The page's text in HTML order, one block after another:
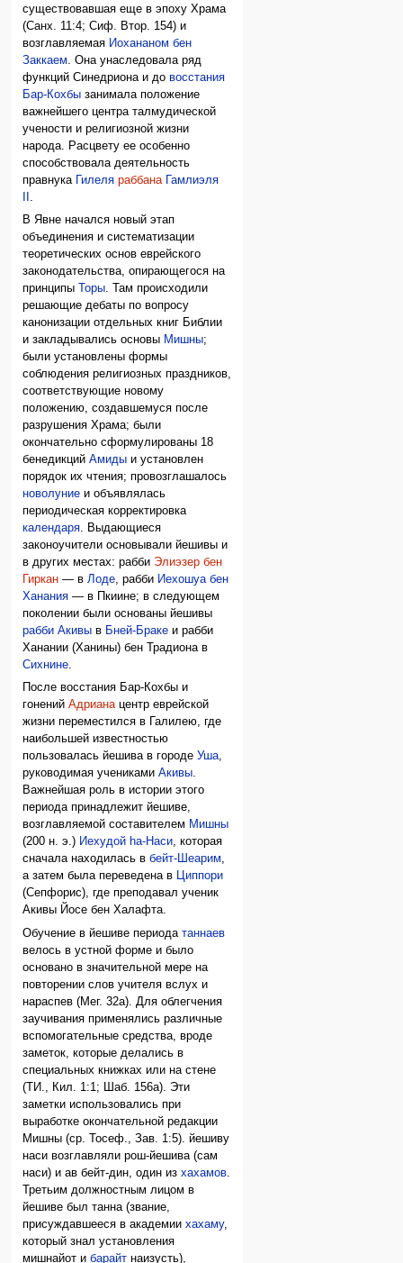
существовавшая еще в эпоху Храма
(Санх. 11:4; Сиф. Втор. 154) и
возглавляемая Иохананом бен
Заккаем . Она унаследовала ряд
функций Синедриона и довосстания
Бар-Кохбы занимала положение
важнейшего центра талмудической
учености и религиозной жизни
народа. Расцвету ее особенно
способствовала деятельность
правнука Гилеля раббана Гамлиэля
В Явне начался новый этап
объединения и систематизации
теоретических основ еврейского
законодательства, опирающегося на
принципы
Торы. Там происходили
решающие дебаты по вопросу
канонизации отдельных книг Библии
и закладывались основы Мишны;
были установлены формы
соблюдения религиозных праздников,
соответствующие новому
положению, создавшемуся после
разрушения Храма; были
окончательно сформулированы 18
бенедикцийАмиды и установлен
порядок их чтения; провозглашалось
новолуние и объявлялась
периодическая корректировка
календаря. Выдающиеся
законоучители основывали йешивы и
в других местах: рабби Элиэзер бен
Гиркан — вЛоде, рабби Иехошуа бен
Ханания — в Пкиине; в следующем
поколении были основаны йешивы
рабби Акивы в Бней-Браке и рабби
Ханании (Ханины) бен Традиона в
Сихнине.
После восстания Бар-Кохбы и
гоненийАдрианацентр еврейской
жизни переместился в Галилею, где
наибольшей известностью
пользовалась йешива в городеУша,
руководимая ученикамиАкивы.
Важнейшая роль в истории этого
периода принадлежит йешиве,
возглавляемой составителем Мишны
(200 н. э.) Иехудой hа-Наси, которая
сначала находилась вбейт-Шеарим,
а затем была переведена в Циппори
(Сепфорис), где преподавал ученик
Акивы Йосе бен Халафта.
Обучение в йешиве периодатаннаев
велось в устной форме и было
основано в значительной мере на
повторении слов учителя вслух и
нараспев (Мег. 32а). Для облегчения
заучивания применялись различные
вспомогательные средства, вроде
заметок, которые делались в
специальных книжках или на стене
(ТИ., Кил. 1:1; Шаб. 156а). Эти
заметки использовались при
выработке окончательной редакции
Мишны (ср. Тосеф., Зав. 1:5). йешиву
наси возглавляли рош-йешива (сам
наси) и ав бейт-дин, один изхахамов
Третьим должностным лицом в
йешиве был танна (звание,
присуждавшееся в академиихахаму,
который знал установления
мишнайот ибарайт наизусть),